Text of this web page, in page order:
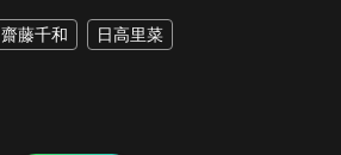
齋藤千和 日高里菜